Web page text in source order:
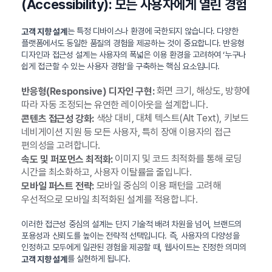
(Accessibility): 모든 사용자에게 열린 경험
고객 지향 설계 는 특정 디바이스나 환경에 국한되지 않습니다. 다양한
플랫폼에서도 동일한 품질의 경험을 제공하는 것이 중요합니다. 반응형
디자인과 접근성 설계는 사용자의 폭넓은 이용 환경을 고려하여 ‘누구나
쉽게 접근할 수 있는 사용자 경험’을 구축하는 핵심 요소입니다.
반응형(Responsive) 디자인 구현:화면 크기, 해상도, 방향에
따라 자동 조정되는 유연한 레이아웃을 설계합니다.
콘텐츠 접근성 강화:색상 대비, 대체 텍스트(Alt Text), 키보드
네비게이션 지원 등 모든 사용자, 특히 장애 이용자의 접근
편의성을 고려합니다.
속도 및 퍼포먼스 최적화:이미지 및 코드 최적화를 통해 로딩
시간을 최소화하고, 사용자 이탈률을 줄입니다.
모바일 퍼스트 전략:모바일 중심의 이용 패턴을 고려해
우선적으로 모바일 최적화된 설계를 적용합니다.
이러한 접근성 중심의 설계는 단지 기술적 배려 차원을 넘어, 브랜드의
포용성과 신뢰도를 높이는 전략적 선택입니다. 즉, 사용자의 다양성을
인정하고 모두에게 일관된 경험을 제공할 때, 웹사이트는 진정한 의미의
고객 지향 설계 를 실현하게 됩니다.